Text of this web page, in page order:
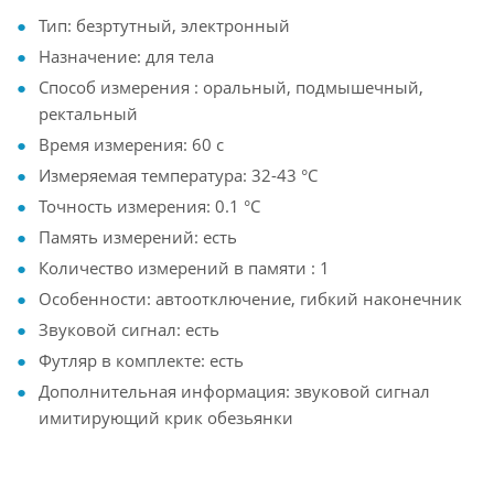
Тип: безртутный, электронный
Назначение: для тела
Способ измерения : оральный, подмышечный,
ректальный
Время измерения: 60 с
Измеряемая температура: 32-43 °C
Точность измерения: 0.1 °C
Память измерений: есть
Количество измерений в памяти : 1
Особенности: автоотключение, гибкий наконечник
Звуковой сигнал: есть
Футляр в комплекте: есть
Дополнительная информация: звуковой сигнал
имитирующий крик обезьянки